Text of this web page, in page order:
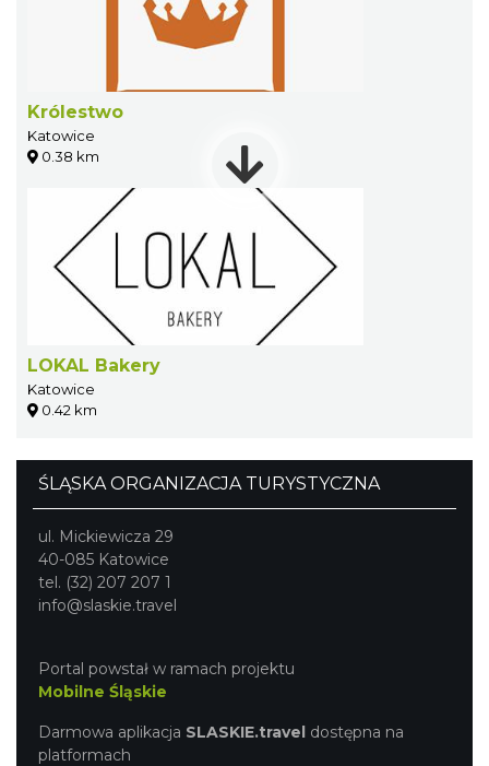
Królestwo
Katowice
0.38 km
LOKAL Bakery
Katowice
0.42 km
ŚLĄSKA ORGANIZACJA TURYSTYCZNA
ul. Mickiewicza 29
40-085 Katowice
tel. (32) 207 207 1
info@slaskie.travel
Portal powstał w ramach projektu
Mobilne Śląskie
Darmowa aplikacja SLASKIE.travel dostępna na
platformach